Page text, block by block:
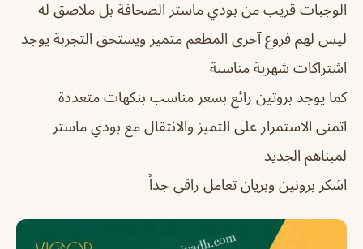
الوجبات قريب من بودي ماستر الصحافة بل ملاصق له
ليس لهم فروع آخرى المطعم متميز ويستحق التجربة يوجد
اشتراكات شهرية مناسبة
كما يوجد بروتين رائع بسعر مناسب بنكهات متعددة
اتمنى الاستمرار على التميز والانتقال مع بودي ماستر
لمبناهم الجديد
اشكر برونين وبريان تعامل راقي جداً